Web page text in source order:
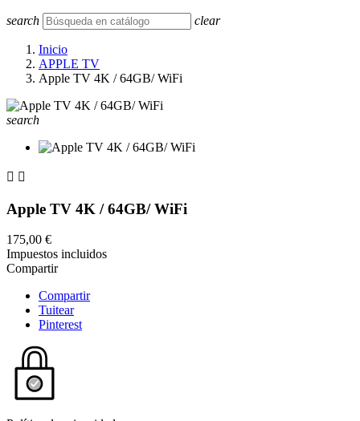
search clear
Inicio
APPLE TV
Apple TV 4K / 64GB/ WiFi
search
 
Apple TV 4K / 64GB/ WiFi
175,00 €
Impuestos incluidos
Compartir
Compartir
Tuitear
Pinterest